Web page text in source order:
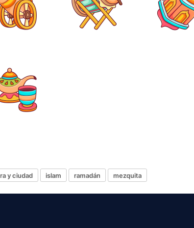
y ciudad islam ramadán mezquita